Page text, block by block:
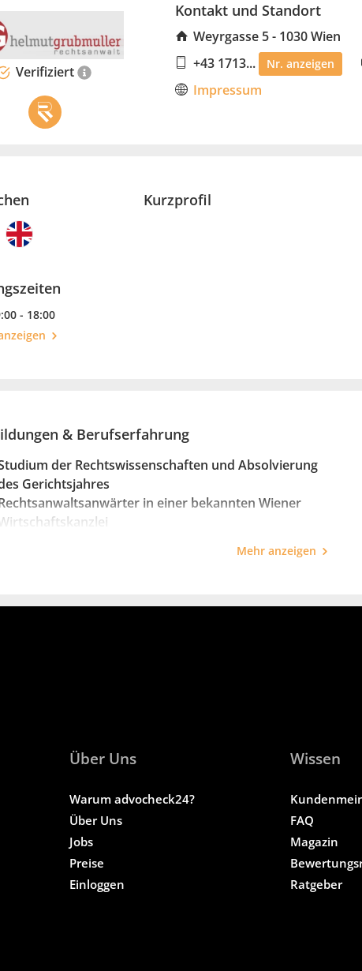
Verifiziert
Kontakt und Standort
Weyrgasse 5 - 1030 Wien
+43 1713...
Nr. anzeigen
Impressum
- 18:00
Kurzprofil
& Berufserfahrung
der Rechtswissenschaften und Absolvierung
Gerichtsjahres
in einer bekannten Wiener
Mehr anzeigen
Über Uns
Warum advocheck24?
Über Uns
Jobs
Preise
Einloggen
Wissen
FAQ
Magazin
Ratgeber